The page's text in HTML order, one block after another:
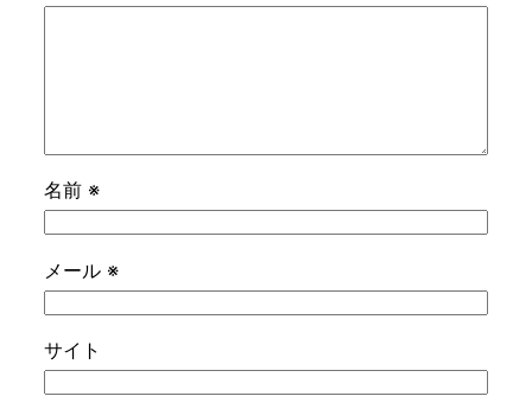
名前 ※
メール ※
サイト